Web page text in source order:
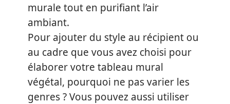
murale tout en purifiant l’air
ambiant.
Pour ajouter du style au récipient ou
au cadre que vous avez choisi pour
élaborer votre tableau mural
végétal, pourquoi ne pas varier les
genres ? Vous pouvez aussi utiliser